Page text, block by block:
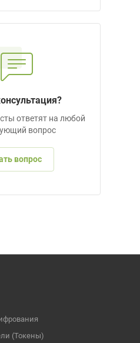
ответят на любой
вопрос
вопрос
(Токены)